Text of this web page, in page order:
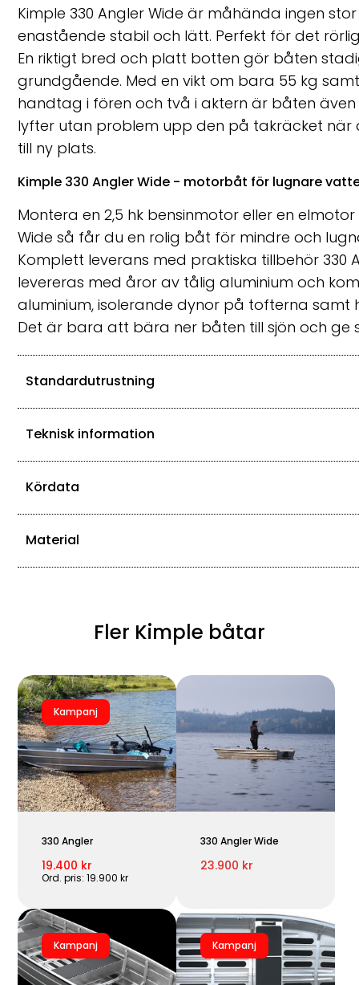
Kimple 330 Angler Wide är måhända ingen
enastående stabil och lätt. Perfekt för det
En riktigt bred och platt botten gör båten
grundgående. Med en vikt om bara 55 kg
handtag i fören och två i aktern är båten
lyfter utan problem upp den på takräcket när
till ny plats.
Kimple 330 Angler Wide - motorbåt för lugnare
Montera en 2,5 hk bensinmotor eller en
Wide så får du en rolig båt för mindre och
Komplett leverans med praktiska tillbehör 330
levereras med åror av tålig aluminium och
aluminium, isolerande dynor på tofterna samt
Det är bara att bära ner båten till sjön och ge
Standardutrustning
Teknisk information
Kördata
Material
Fler Kimple båtar
Kampanj
330 Angler
19.400 kr
Ord. pris: 19.900 kr
330 Angler Wide
23.900 kr
Kampanj Kampanj